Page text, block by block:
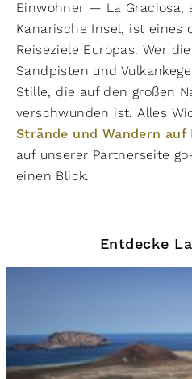
Einwohner — La Graciosa,
Kanarische Insel, ist eines
Reiseziele Europas. Wer
Sandpisten und
Stille, die auf den großen
verschwunden ist. Alles
Strände und Wandern auf
auf unserer Partnerseite
einen Blick.
Entdecke